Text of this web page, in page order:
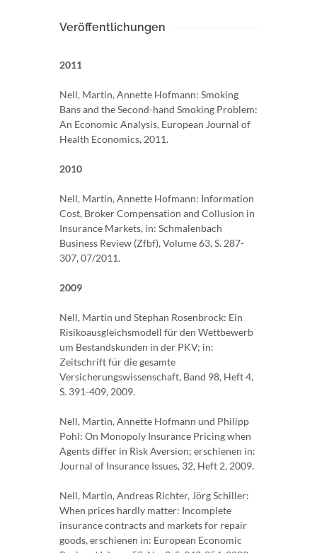
Veröffentlichungen
2011
Nell, Martin, Annette Hofmann: Smoking
Bans and the Second-hand Smoking Problem:
An Economic Analysis, European Journal of
Health Economics, 2011.
2010
Nell, Martin, Annette Hofmann: Information
Cost, Broker Compensation and Collusion in
Insurance Markets, in: Schmalenbach
Business Review (Zfbf), Volume 63, S. 287-
307, 07/2011.
2009
Nell, Martin und Stephan Rosenbrock: Ein
Risikoausgleichsmodell für den Wettbewerb
um Bestandskunden in der PKV; in:
Zeitschrift für die gesamte
Versicherungswissenschaft, Band 98, Heft 4,
S. 391-409, 2009.
Nell, Martin, Annette Hofmann und Philipp
Pohl: On Monopoly Insurance Pricing when
Agents differ in Risk Aversion; erschienen in:
Journal of Insurance Issues, 32, Heft 2, 2009.
Nell, Martin, Andreas Richter, Jörg Schiller:
When prices hardly matter: Incomplete
insurance contracts and markets for repair
goods, erschienen in: European Economic